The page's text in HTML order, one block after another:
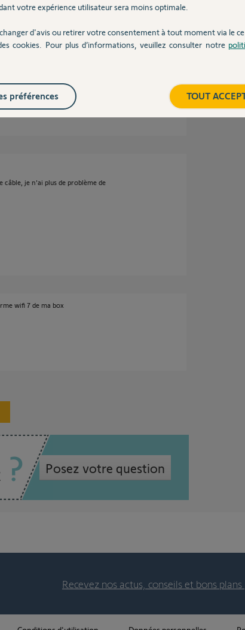
demande tjr de reconnecter le wifi
câble, je n'ai plus de problème de
wifi 7 de ma box
Posez votre question
Recevez nos actus, conseils et bons
votre expérience utilisateur sera moins optimale.
d'avis ou retirer votre consentement à tout moment via le
cookies. Pour plus d’informations, veuillez consulter notre
TOUT
préférences